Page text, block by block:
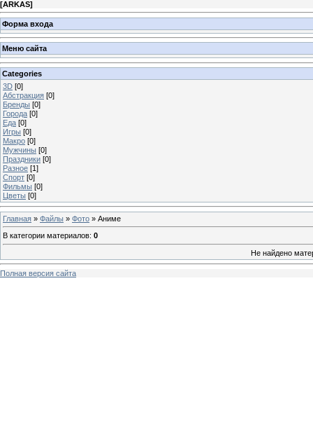
[ARKAS]
Форма входа
Меню сайта
Categories
3D [0]
Абстракция [0]
Бренды [0]
Города [0]
Еда [0]
Игры [0]
Макро [0]
Мужчины [0]
Праздники [0]
Разное [1]
Спорт [0]
Фильмы [0]
Цветы [0]
Главная » Файлы » Фото » Аниме
В категории материалов: 0
Не найдено
Полная версия сайта